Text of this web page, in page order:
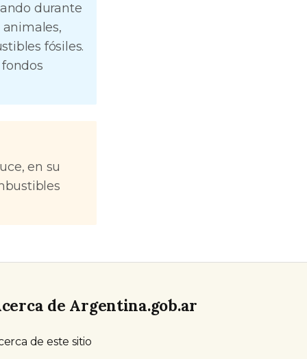
durante
fósiles.
en su
de Argentina.gob.ar
de este sitio